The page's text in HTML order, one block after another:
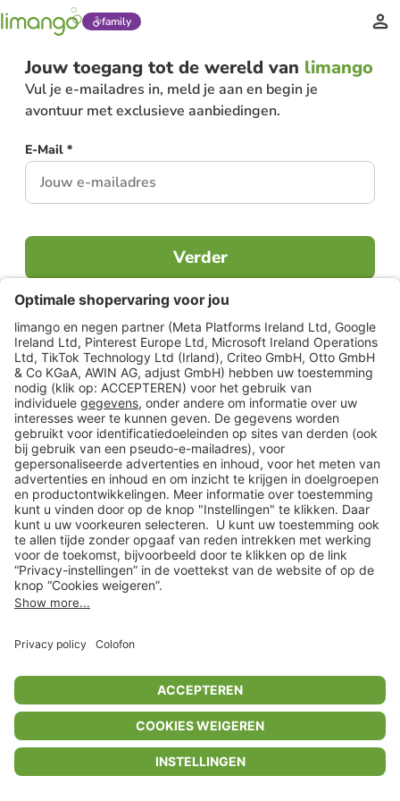
family
Jouw toegang tot de wereld van limango
Vul je e-mailadres in, meld je aan en begin je
avontuur met exclusieve aanbiedingen.
E-Mail *
Verder
Al lid?Inloggen
PrivacyinstellingenAlgemene voorwaardenPrivacybeleidColofon
Help Center